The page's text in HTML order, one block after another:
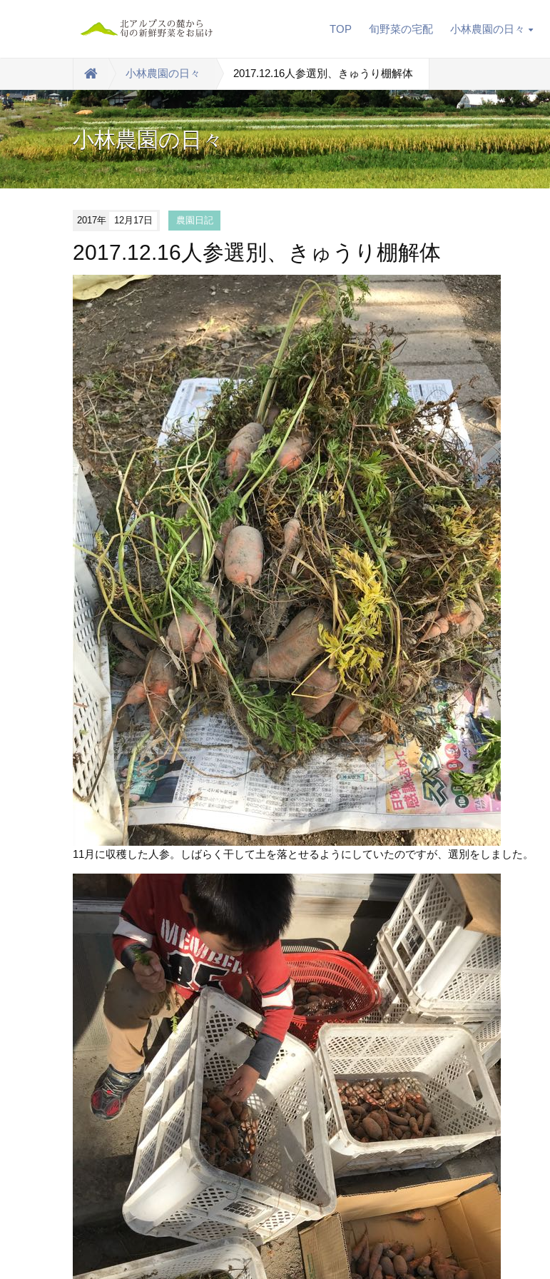
TOP 旬野菜の宅配 小林農園の日々
小林農園の日々 2017.12.16人参選別、きゅうり棚解体
小林農園の日々
2017年 12月17日 農園日記
2017.12.16人参選別、きゅうり棚解体
11月に収穫した人参。しばらく干して土を落とせるようにしていたのですが、選別をしました。